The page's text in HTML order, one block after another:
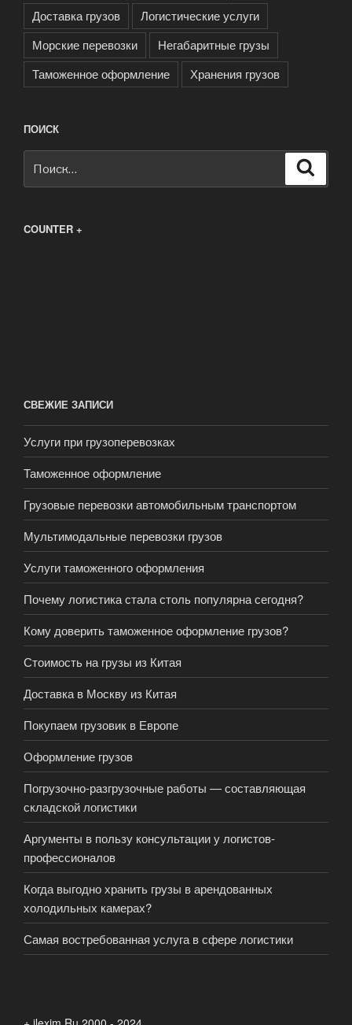
Доставка грузов
Логистические услуги
Морские перевозки
Негабаритные грузы
Таможенное оформление
Хранения грузов
ПОИСК
COUNTER +
СВЕЖИЕ ЗАПИСИ
Услуги при грузоперевозках
Таможенное оформление
Грузовые перевозки автомобильным транспортом
Мультимодальные перевозки грузов
Услуги таможенного оформления
Почему логистика стала столь популярна сегодня?
Кому доверить таможенное оформление грузов?
Стоимость на грузы из Китая
Доставка в Москву из Китая
Покупаем грузовик в Европе
Оформление грузов
Погрузочно-разгрузочные работы — составляющая
складской логистики
Аргументы в пользу консультации у логистов-
профессионалов
Когда выгодно хранить грузы в арендованных
холодильных камерах?
Самая востребованная услуга в сфере логистики